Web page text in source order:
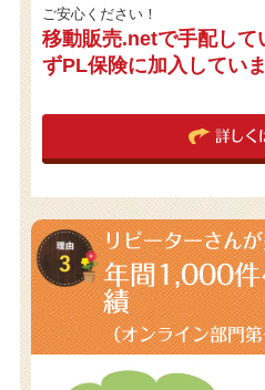
ご安心ください！
移動販売.netで手配して
ずPL保険に加入していま
詳しく
リピーターさん
年間1,000件
績
（オンライン部門